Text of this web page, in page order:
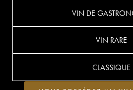
VIN DE
VIN RARE
CLASSIQUE